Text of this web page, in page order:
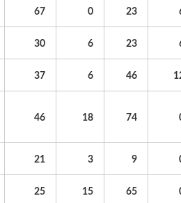
67 0 23
30 6 23
37 6 46
46 18 74
21 3 9
25 15 65